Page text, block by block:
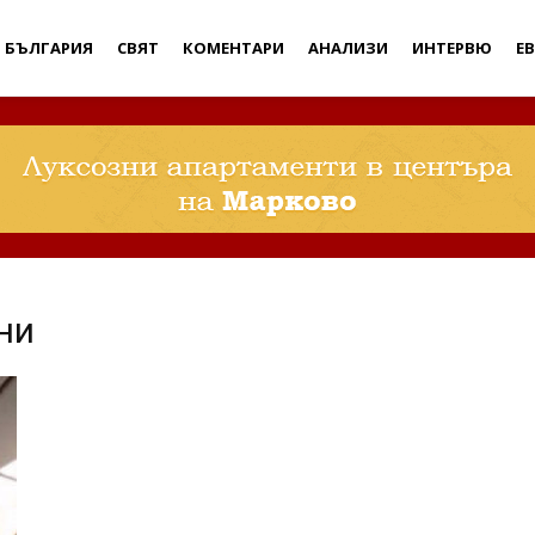
БЪЛГАРИЯ СВЯТ КОМЕНТАРИ АНАЛИЗИ ИНТЕРВЮ